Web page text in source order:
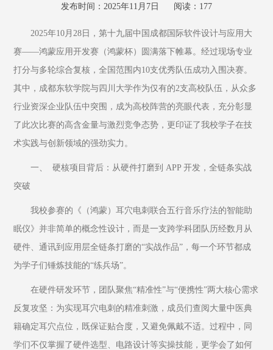
发布时间：2025年11月7日 阅读： 177
2025年10月28日，第十九届中国成都国际软件设计与应用大
赛——鸿蒙应用开发赛（鸿蒙杯）圆满落下帷幕。经过现场专业
打分与多轮综合复核，全国范围内10支优秀队伍成功入围决赛。
其中，成都东软学院与四川大学作为仅有的2支高校队伍，从众多
行业资深企业队伍中突围，成为高校阵营的亮眼代表，充分彰显
了此次比赛的高含金量与激烈竞争态势，更印证了我校学子在技
术实践与创新领域的强劲实力。
一、	硬核项目背后：从硬件打磨到 APP 开发，全链条实战
突破
我校参赛的《（鸿蒙）耳穴电刺联合五行音乐疗法的智能助
眠仪》并非简单的概念性设计，而是一支跨学科团队历经数月从
硬件、通讯到应用层全链条打磨的“实战作品”，每一个环节都成
为学子们锤炼技能的“练兵场”。
在硬件研发环节，团队聚焦“精准性”与“便携性”两大核心需求
反复攻坚：为实现耳穴电刺的精准刺激，成员们查阅大量中医典
籍确定耳穴点位，既保证贴合度，又避免佩戴不适。过程中，同
学们不仅掌握了硬件选型、电路设计等实操技能，更学会了如何